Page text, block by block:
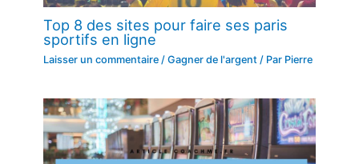
Top 8 des sites pour faire ses paris
sportifs en ligne
Laisser un commentaire /Gagner de l'argent / Par Pierre